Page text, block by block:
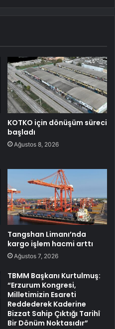
KOTKO için dönüşüm süreci
başladı
Ağustos 8, 2026
Tangshan Limanı’nda
kargo işlem hacmi arttı
Ağustos 7, 2026
TBMM Başkanı Kurtulmuş:
“Erzurum Kongresi,
Milletimizin Esareti
Reddederek Kaderine
Bizzat Sahip Çıktığı Tarihî
Bir Dönüm Noktasıdır”